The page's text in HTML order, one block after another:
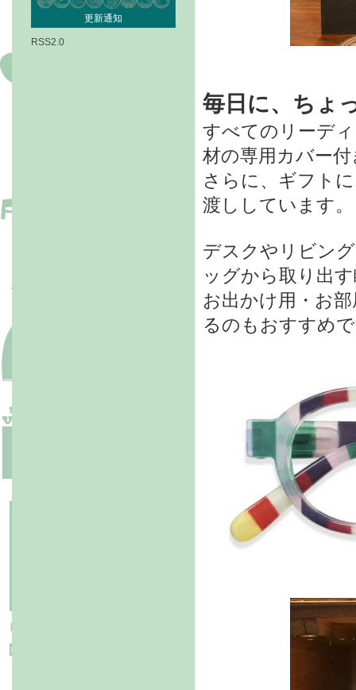
毎日に、ちょ
すべてのリーデ
材の専用カバー付
さらに、ギフト
渡ししています。
デスクやリビン
ッグから取り出
お出かけ用・お
るのもおすすめ
更新通知
RSS2.0